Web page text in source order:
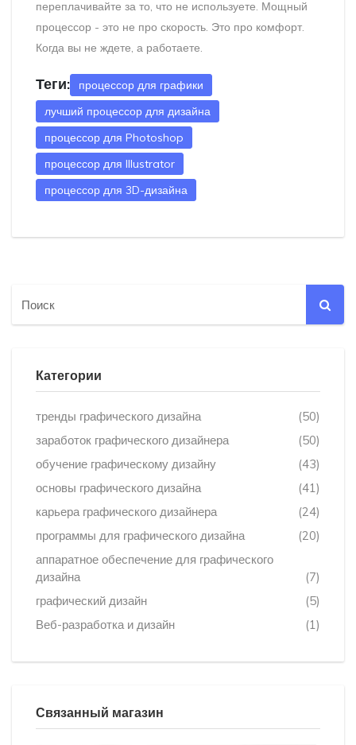
переплачивайте за то, что не используете. Мощный
процессор - это не про скорость. Это про комфорт.
Когда вы не ждете, а работаете.
Теги:
процессор для графики
лучший процессор для дизайна
процессор для Photoshop
процессор для Illustrator
процессор для 3D-дизайна
Категории
тренды графического дизайна
(50)
заработок графического дизайнера
(50)
обучение графическому дизайну
(43)
основы графического дизайна
(41)
карьера графического дизайнера
(24)
программы для графического дизайна
(20)
аппаратное обеспечение для графического
дизайна
(7)
графический дизайн
(5)
Веб-разработка и дизайн
(1)
Связанный магазин